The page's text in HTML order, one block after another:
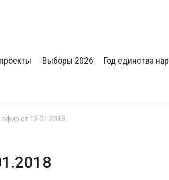
Выборы 2026 Год единства
от 12.01.2018